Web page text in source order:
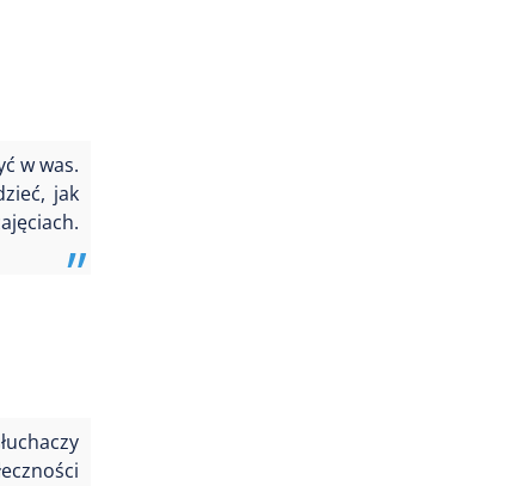
w was.
jak